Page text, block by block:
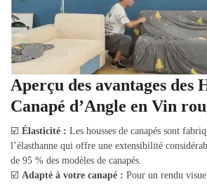
Aperçu des avantages des
Canapé d’Angle en Vin
☑️ Élasticité : Les housses de canapés sont
l’élasthanne qui offre une extensibilité
de 95 % des modèles de canapés.
☑️ Adapté à votre canapé : Pour un rendu